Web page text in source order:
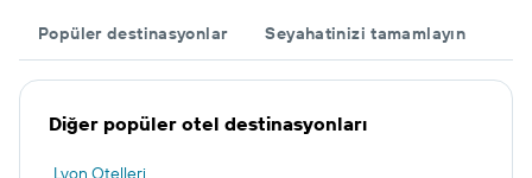
Popüler destinasyonlar Seyahatinizi tamamlayın
Diğer popüler otel destinasyonları
Lyon Otelleri